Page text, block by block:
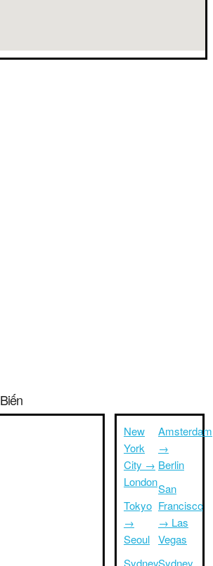
New
York
City →
London
Tokyo
→
Seoul
Sydney
Amsterdam
→
Berlin
San
Francisco
→ Las
Vegas
Sydney